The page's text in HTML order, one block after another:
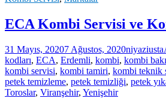
ECA Kombi Servisi ve
31 Mayıs, 20207 Ağustos, 2020niyaziusta
kodları, ECA, Erdemli, kombi, kombi
kombi servisi, kombi tamiri, kombi teknik
petek temizleme, petek temizliği, petek
Toroslar, Viranşehir, Yenişehir